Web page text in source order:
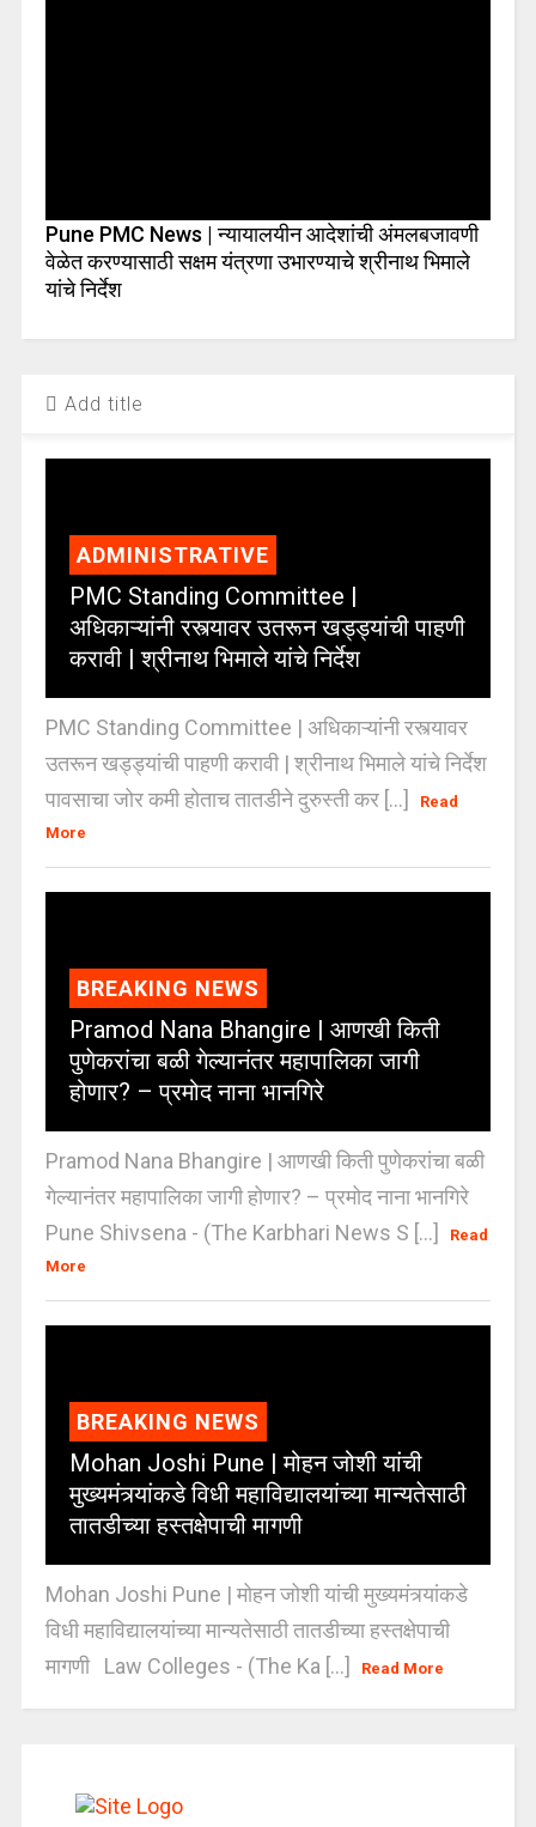
Pune PMC News | न्यायालयीन आदेशांची अंमलबजावणी
वेळेत करण्यासाठी सक्षम यंत्रणा उभारण्याचे श्रीनाथ भिमाले
यांचे निर्देश
Add title
ADMINISTRATIVE
PMC Standing Committee |
अधिकाऱ्यांनी रस्त्यावर उतरून खड्ड्यांची पाहणी
करावी | श्रीनाथ भिमाले यांचे निर्देश
PMC Standing Committee | अधिकाऱ्यांनी रस्त्यावर
उतरून खड्ड्यांची पाहणी करावी | श्रीनाथ भिमाले यांचे निर्देश
पावसाचा जोर कमी होताच तातडीने दुरुस्ती कर [...]
Read
More
BREAKING NEWS
Pramod Nana Bhangire | आणखी किती
पुणेकरांचा बळी गेल्यानंतर महापालिका जागी
होणार? – प्रमोद नाना भानगिरे
Pramod Nana Bhangire | आणखी किती पुणेकरांचा बळी
गेल्यानंतर महापालिका जागी होणार? – प्रमोद नाना भानगिरे
Pune Shivsena - (The Karbhari News S [...]
Read
More
BREAKING NEWS
Mohan Joshi Pune | मोहन जोशी यांची
मुख्यमंत्र्यांकडे विधी महाविद्यालयांच्या मान्यतेसाठी
तातडीच्या हस्तक्षेपाची मागणी
Mohan Joshi Pune | मोहन जोशी यांची मुख्यमंत्र्यांकडे
विधी महाविद्यालयांच्या मान्यतेसाठी तातडीच्या हस्तक्षेपाची
मागणी Law Colleges - (The Ka [...]
Read More